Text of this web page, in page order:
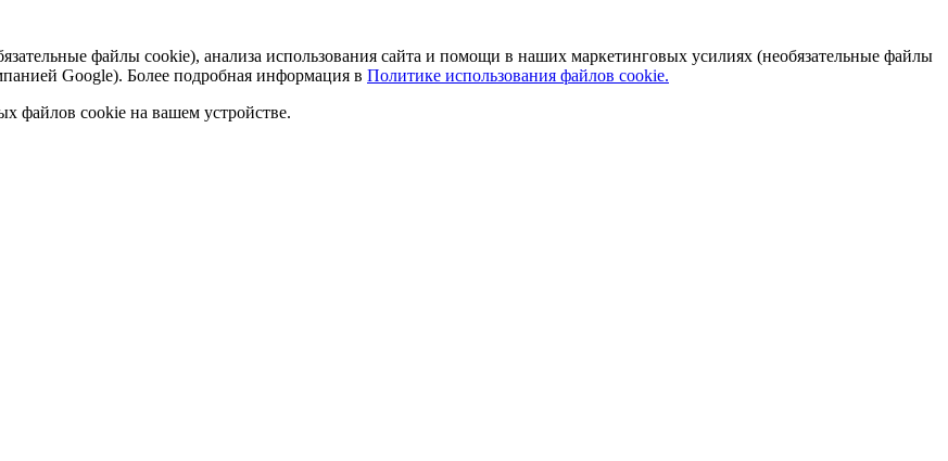
файлы cookie), анализа использования сайта и помощи в наших маркетинговых усилиях (необязательные файлы
Google). Более подробная информация в Политике использования файлов cookie.
файлов cookie на вашем устройстве.